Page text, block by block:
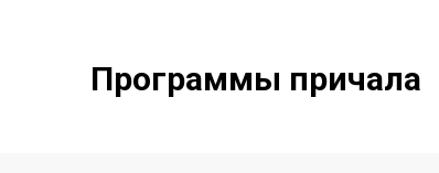
Программы причала